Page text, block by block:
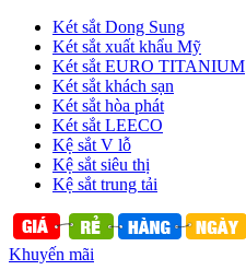
Két sắt Dong Sung
Két sắt xuất khẩu Mỹ
Két sắt EURO TITANIUM
Két sắt khách sạn
Két sắt hòa phát
Két sắt LEECO
Kệ sắt V lỗ
Kệ sắt siêu thị
Kệ sắt trung tải
Khuyến mãi